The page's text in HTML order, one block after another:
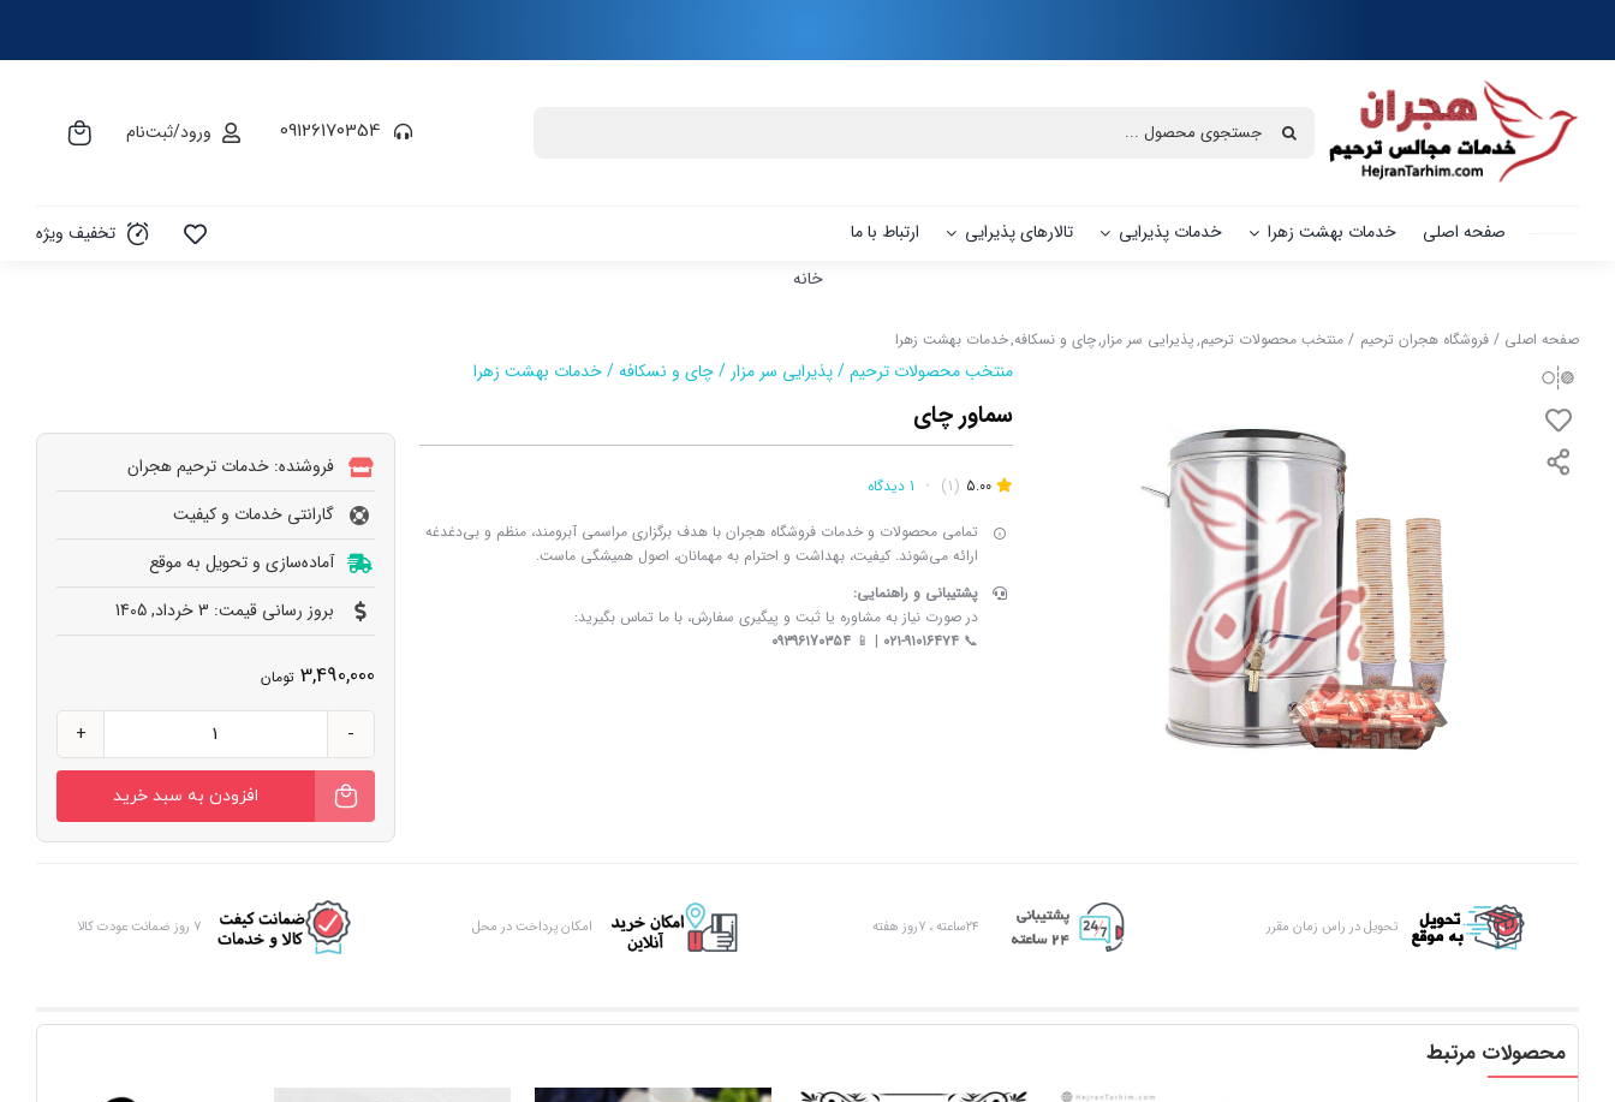
جستجو
09126170354 ورود/ثبت‌نام
صفحه اصلی خدمات بهشت زهرا خدمات پذیرایی تالارهای پذیرایی ارتباط با ما
تخفیف ویژه
خانه
صفحه اصلی فروشگاه هجران ترحیم منتخب محصولات ترحیم پذیرایی سر مزار چای و نسکافه خدمات بهشت زهرا
منتخب محصولات ترحیم/پذیرایی سر مزار/چای و نسکافه/خدمات بهشت زهرا
سماور چای
5.00
(1)
• 1 دیدگاه
تمامی محصولات و خدمات فروشگاه هجران با هدف برگزاری مراسمی آبرومند، منظم و بی‌دغدغه
ارائه می‌شوند. کیفیت، بهداشت و احترام به مهمانان، اصول همیشگی ماست.
پشتیبانی و راهنمایی:
در صورت نیاز به مشاوره یا ثبت و پیگیری سفارش، با ما تماس بگیرید:
📞۰۲۱-۹۱۰۱۶۴۷۴ | 📱۰۹۳۹۶۱7۰۳۵۴
فروشنده: خدمات ترحیم هجران
گارانتی خدمات و کیفیت
آماده‌سازی و تحویل به‌ موقع
بروز رسانی قیمت: 3 خرداد, 1405
3,490,000 تومان
سماور
عدد
افزودن به سبد خرید
تحویل در راس زمان مقرر ۲۴ساعته ، ۷روز هفته امکان پرداخت در محل ۷ روز ضمانت عودت کالا
محصولات مرتبط